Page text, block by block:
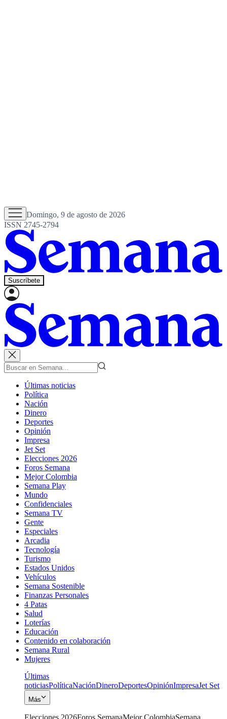
Domingo, 9 de agosto de 2026
ISSN 2745-2794
Suscríbete
Últimas noticias
Política
Nación
Dinero
Deportes
Opinión
Impresa
Jet Set
Elecciones 2026
Foros Semana
Mejor Colombia
Semana Play
Mundo
Confidenciales
Semana TV
Gente
Especiales
Arcadia
Tecnología
Turismo
Estados Unidos
Vehículos
Semana Sostenible
Finanzas Personales
4 Patas
Salud
Loterías
Educación
Contenido en colaboración
Semana Rural
Mujeres
Últimas
noticiasPolíticaNaciónDineroDeportesOpiniónImpresaJet Set
Más
Elecciones 2026Foros SemanaMejor ColombiaSemana